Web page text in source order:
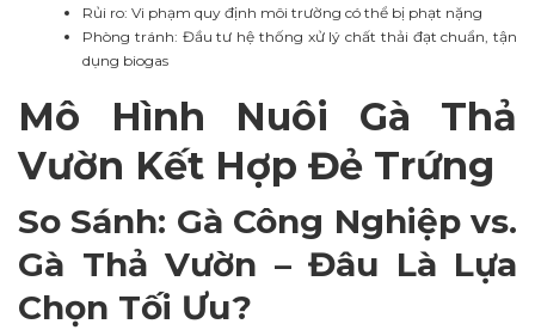
Rủi ro: Vi phạm quy định môi trường có thể bị phạt nặng
Phòng tránh: Đầu tư hệ thống xử lý chất thải đạt chuẩn, tận
dụng biogas
Mô Hình Nuôi Gà Thả
Vườn Kết Hợp Đẻ Trứng
So Sánh: Gà Công Nghiệp vs.
Gà Thả Vườn – Đâu Là Lựa
Chọn Tối Ưu?